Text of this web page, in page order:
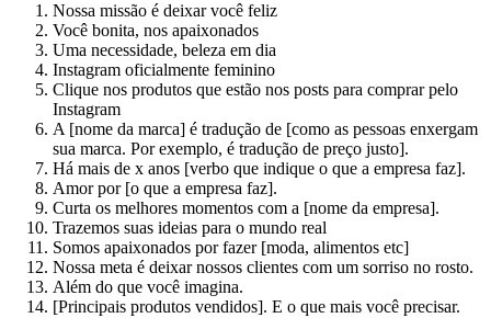
Nossa missão é deixar você feliz
Você bonita, nos apaixonados
Uma necessidade, beleza em dia
Instagram oficialmente feminino
Clique nos produtos que estão nos posts para comprar pelo
Instagram
A [nome da marca] é tradução de [como as pessoas enxergam
sua marca. Por exemplo, é tradução de preço justo].
Há mais de x anos [verbo que indique o que a empresa faz].
Amor por [o que a empresa faz].
Curta os melhores momentos com a [nome da empresa].
Trazemos suas ideias para o mundo real
Somos apaixonados por fazer [moda, alimentos etc]
Nossa meta é deixar nossos clientes com um sorriso no rosto.
Além do que você imagina.
[Principais produtos vendidos]. E o que mais você precisar.